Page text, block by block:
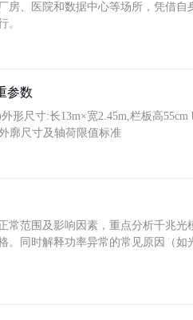
房、医院和数据中心等场所，凭借自
。
参数
形尺寸:长13m×宽2.45m,栏板高
廓尺寸及轴荷限值标准
常范围及影响因素，重点分析千兆光
。同时解释功率异常的常见原因（